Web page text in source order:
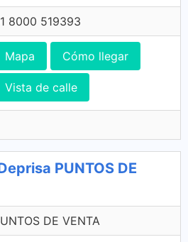
8000 519393
Mapa Cómo llegar
Vista de calle
PUNTOS DE
DE VENTA